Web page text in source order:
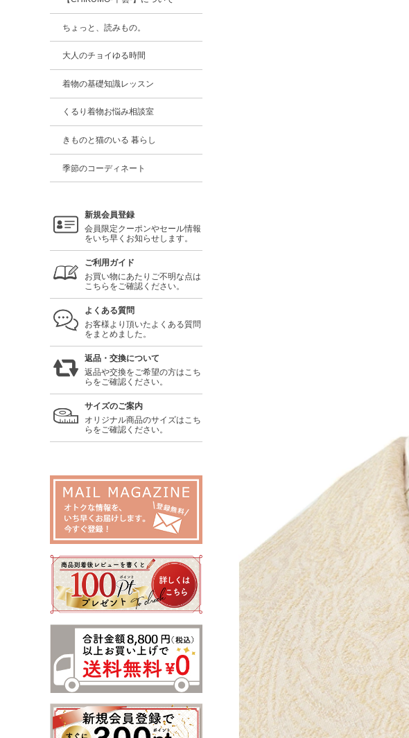
ちょっと、読みもの。
大人のチョイゆる時間
着物の基礎知識レッスン
くるり着物お悩み相談室
きものと猫のいる 暮らし
季節のコーディネート
新規会員登録
会員限定クーポンやセール情報
をいち早くお知らせします。
ご利用ガイド
お買い物にあたりご不明な点は
こちらをご確認ください。
よくある質問
お客様より頂いたよくある質問
をまとめました。
返品・交換について
返品や交換をご希望の方はこち
らをご確認ください。
サイズのご案内
オリジナル商品のサイズはこち
らをご確認ください。